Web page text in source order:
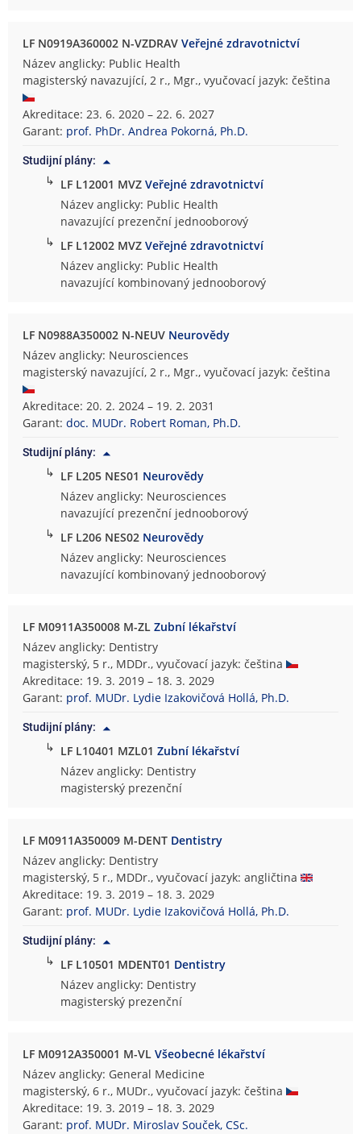
LF N0919A360002 N-VZDRAVVeřejné zdravotnictví
Název anglicky: Public Health
magisterský navazující, 2 r., Mgr., vyučovací jazyk: čeština
Akreditace: 23. 6. 2020 – 22. 6. 2027
Garant: prof. PhDr. Andrea Pokorná, Ph.D.
Studijní plány:
↳ LF L12001 MVZVeřejné zdravotnictví
Název anglicky: Public Health
navazující prezenční jednooborový
↳ LF L12002 MVZVeřejné zdravotnictví
Název anglicky: Public Health
navazující kombinovaný jednooborový
LF N0988A350002 N-NEUV Neurovědy
Název anglicky: Neurosciences
magisterský navazující, 2 r., Mgr., vyučovací jazyk: čeština
Akreditace: 20. 2. 2024 – 19. 2. 2031
Garant:doc. MUDr. Robert Roman, Ph.D.
Studijní plány:
↳ LF L205 NES01 Neurovědy
Název anglicky: Neurosciences
navazující prezenční jednooborový
↳ LF L206 NES02 Neurovědy
Název anglicky: Neurosciences
navazující kombinovaný jednooborový
LF M0911A350008 M-ZLZubní lékařství
Název anglicky: Dentistry
magisterský, 5 r., MDDr., vyučovací jazyk: čeština
Akreditace: 19. 3. 2019 – 18. 3. 2029
Garant: prof. MUDr. Lydie Izakovičová Hollá, Ph.D.
Studijní plány:
↳ LF L10401 MZL01Zubní lékařství
Název anglicky: Dentistry
magisterský prezenční
LF M0911A350009 M-DENT Dentistry
Název anglicky: Dentistry
magisterský, 5 r., MDDr., vyučovací jazyk: angličtina
Akreditace: 19. 3. 2019 – 18. 3. 2029
Garant: prof. MUDr. Lydie Izakovičová Hollá, Ph.D.
Studijní plány:
↳ LF L10501 MDENT01 Dentistry
Název anglicky: Dentistry
magisterský prezenční
LF M0912A350001 M-VLVšeobecné lékařství
Název anglicky: General Medicine
magisterský, 6 r., MUDr., vyučovací jazyk: čeština
Akreditace: 19. 3. 2019 – 18. 3. 2029
Garant: prof. MUDr. Miroslav Souček, CSc.